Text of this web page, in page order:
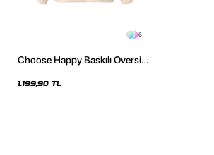
6
Choose Happy Baskılı Oversize
1.199,90 TL